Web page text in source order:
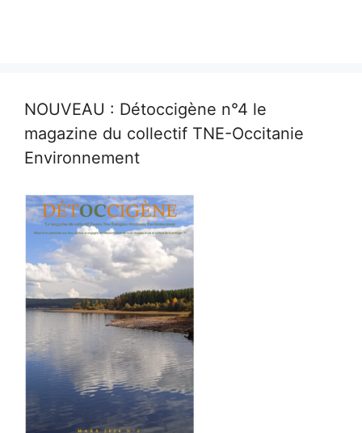
NOUVEAU : Détoccigène n°4 le
magazine du collectif TNE-Occitanie
Environnement